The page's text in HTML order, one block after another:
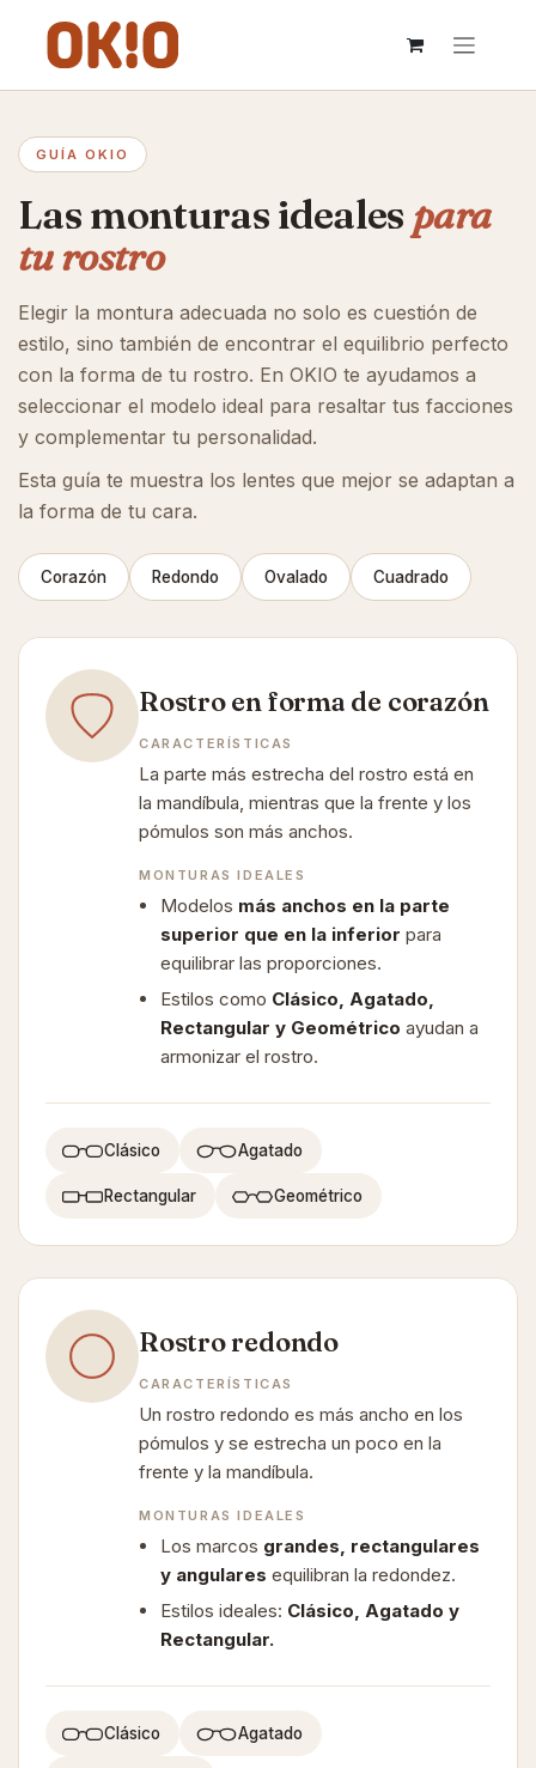
GUÍA OKIO
Las monturas ideales para
tu rostro
Elegir la montura adecuada no solo es cuestión de
estilo, sino también de encontrar el equilibrio perfecto
con la forma de tu rostro. En OKIO te ayudamos a
seleccionar el modelo ideal para resaltar tus facciones
y complementar tu personalidad.
Esta guía te muestra los lentes que mejor se adaptan a
la forma de tu cara.
Corazón Redondo Ovalado Cuadrado
Rostro en forma de corazón
CARACTERÍSTICAS
La parte más estrecha del rostro está en
la mandíbula, mientras que la frente y los
pómulos son más anchos.
MONTURAS IDEALES
Modelos más anchos en la parte
superior que en la inferior para
equilibrar las proporciones.
Estilos como Clásico, Agatado,
Rectangular y Geométrico ayudan a
armonizar el rostro.
Clásico Agatado
Rectangular Geométrico
Rostro redondo
CARACTERÍSTICAS
Un rostro redondo es más ancho en los
pómulos y se estrecha un poco en la
frente y la mandíbula.
MONTURAS IDEALES
Los marcos grandes, rectangulares
y angulares equilibran la redondez.
Estilos ideales: Clásico, Agatado y
Rectangular.
Clásico Agatado